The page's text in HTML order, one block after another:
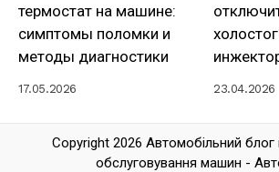
термостат на машине:
симптомы поломки и
методы диагностики
17.05.2026 23.04.2026
Copyright 2026 Автомобільний блог
обслуговування машин -